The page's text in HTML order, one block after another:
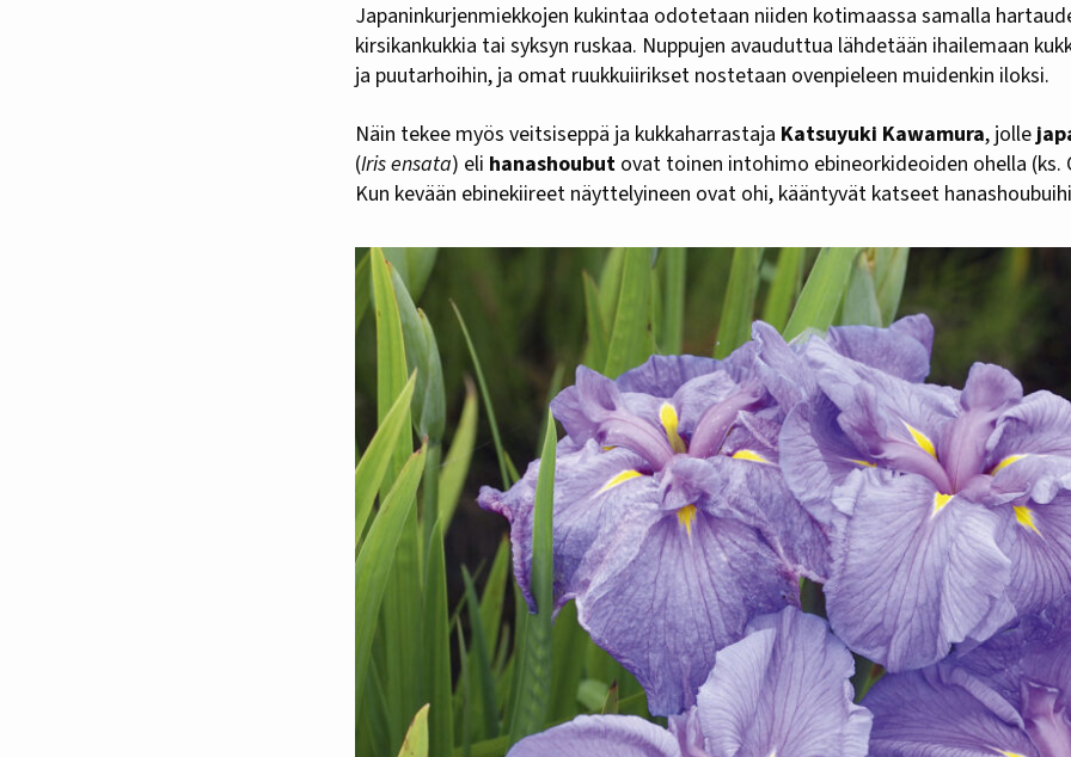
Japaninkurjenmiekkojen kukintaa odotetaan niiden kotimaassa samalla hartaudella kuin
kirsikankukkia tai syksyn ruskaa. Nuppujen avauduttua lähdetään ihailemaan
ja puutarhoihin, ja omat ruukkuiirikset nostetaan ovenpieleen muidenkin iloksi.
Näin tekee myös veitsiseppä ja kukkaharrastaja Katsuyuki Kawamura, jolle
(Iris ensata) eli hanashoubut ovat toinen intohimo ebineorkideoiden ohella (ks.
Kun kevään ebinekiireet näyttelyineen ovat ohi, kääntyvät katseet